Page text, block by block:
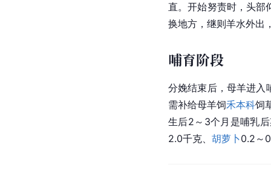
直。开始努责时，头部
换地方，继则羊水外出
哺育阶段
分娩结束后，母羊进入
需补给母羊饲禾本科饲
生后2～3个月是哺乳
2.0千克、 胡萝卜0.2～